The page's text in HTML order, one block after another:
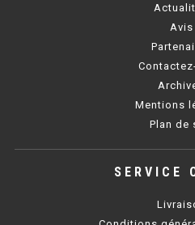
CHAUFFE FRITES
CHAUFFE FRITES
CHAUFFE FRITES
PLAQUE DE CUISSON
PLAQUE 600 GAZ
Avis
Mentions
Plan de
SERVICE